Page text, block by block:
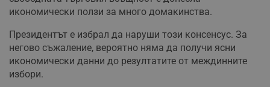
икономически ползи за много домакинства.
Президентът е избрал да наруши този консенсус. За
негово съжаление, вероятно няма да получи ясни
икономически данни до резултатите от междинните
избори.
функционалност на уебсайта, като потребителско
влизане и управление на акаунта. Уебсайтът не може да
бисквитки.
Име Доставчик/ Домейн
Валиден
до